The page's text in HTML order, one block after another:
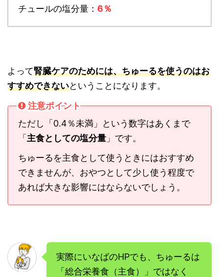
チュールの塩分量： 6％
よって腎臓ケアのためには、ちゅーるを使うのはお
すすめできないということになります。
注意ポイント
ただし「0.4％未満」という数字はあくまで
「主食としての塩分量 」です。
ちゅーるを主食として使うときにはおすすめ
できませんが、おやつとして少し使う程度で
あれば大きな影響にはならないでしょう。
実際にいなばのHPでも、ちゅーるは
「総合栄養食（主食）」ではなく